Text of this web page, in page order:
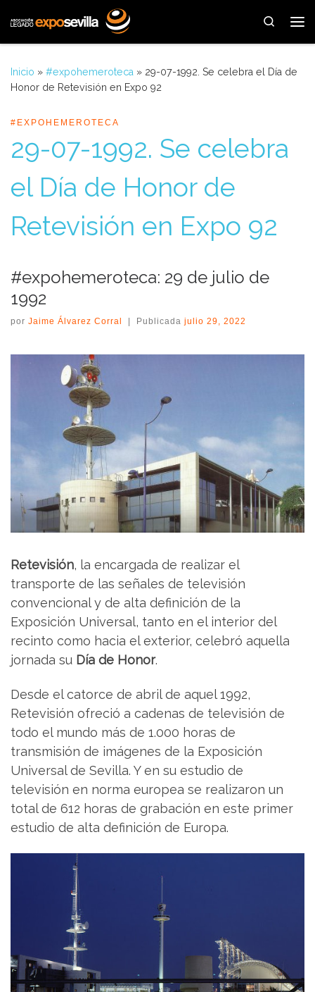
Saltar al contenido
Search
Inicio » #expohemeroteca » 29-07-1992. Se celebra el Día de
Honor de Retevisión en Expo 92
#EXPOHEMEROTECA
29-07-1992. Se celebra
el Día de Honor de
Retevisión en Expo 92
#expohemeroteca: 29 de julio de
1992
por Jaime Álvarez Corral Publicada julio 29, 2022
Retevisión, la encargada de realizar el
transporte de las señales de televisión
convencional y de alta definición de la
Exposición Universal, tanto en el interior del
recinto como hacia el exterior, celebró aquella
jornada su Día de Honor.
Desde el catorce de abril de aquel 1992,
Retevisión ofreció a cadenas de televisión de
todo el mundo más de 1.000 horas de
transmisión de imágenes de la Exposición
Universal de Sevilla. Y en su estudio de
televisión en norma europea se realizaron un
total de 612 horas de grabación en este primer
estudio de alta definición de Europa.